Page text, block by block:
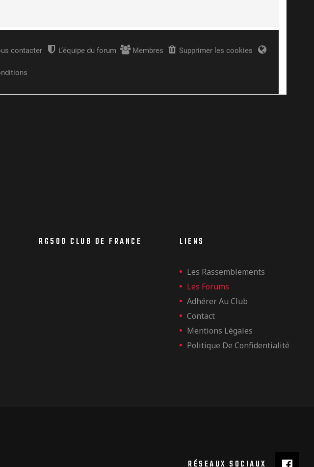
RG500 CLUB DE FRANCE LIENS
Les Rassemblements
Les Forums
Adhérer Au Club
Contact
Mentions Légales
Politique De Confidentialité